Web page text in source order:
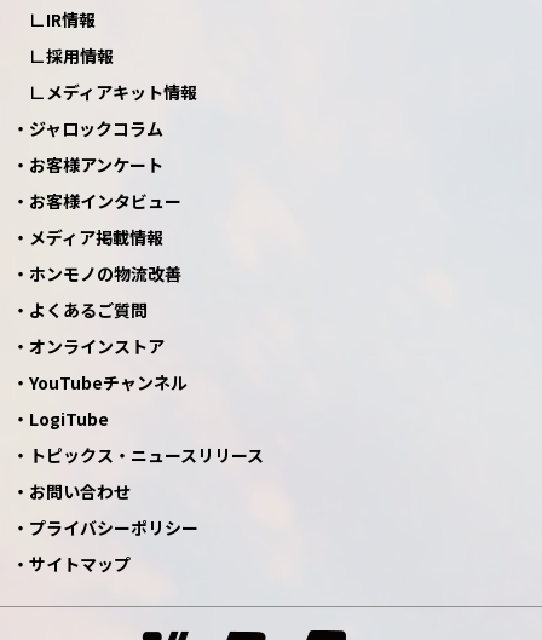
IR情報
採用情報
メディアキット情報
ジャロックコラム
お客様アンケート
お客様インタビュー
メディア掲載情報
ホンモノの物流改善
よくあるご質問
オンラインストア
YouTubeチャンネル
LogiTube
トピックス・ニュースリリース
お問い合わせ
プライバシーポリシー
サイトマップ